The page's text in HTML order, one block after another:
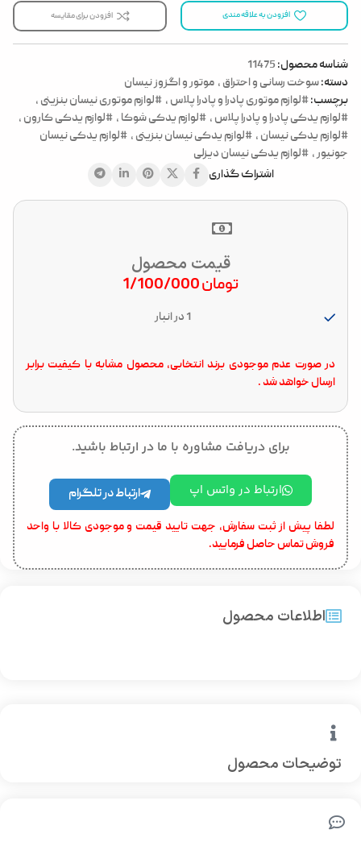
افزودن به علاقه مندی افزودن برای مقایسه
شناسه محصول:11475
دسته:سوخت رسانی و احتراق , موتور و اگزوز نیسان
برچسب:#لوازم موتوری پادرا و پادرا پلاس , #لوازم موتوری نیسان بنزینی ,
#لوازم یدکی پادرا و پادرا پلاس , #لوازم یدکی شوکا , #لوازم یدکی کارون ,
#لوازم یدکی نیسان , #لوازم یدکی نیسان بنزینی , #لوازم یدکی نیسان
جونیور, #لوازم یدکی نیسان دیزلی
اشتراک گذاری
قیمت محصول
تومان
1 در انبار
در صورت عدم موجودی برند انتخابی، محصول مشابه با کیفیت برابر
ارسال خواهد شد .
برای دریافت مشاوره با ما در ارتباط باشید.
ارتباط در واتس اپ ارتباط در تلگرام
لطفا پیش از ثبت سفارش، جهت تایید قیمت و موجودی کالا با واحد
فروش تماس حاصل فرمایید.
توضیحات محصول
اطلاعات محصول